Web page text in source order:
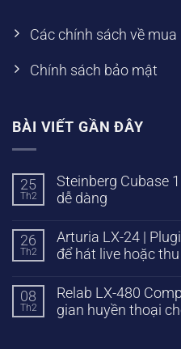
Các chính sách về mua
Chính sách bảo mật
BÀI VIẾT GẦN ĐÂY
25
Th2
Steinberg Cubase
dễ dàng
26
Th2
Arturia LX-24 |
để hát live hoặc
08
Th2
Relab LX-480
gian huyền thoại